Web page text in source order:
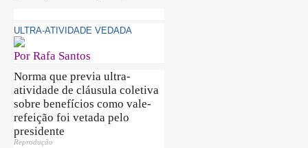
ULTRA-ATIVIDADE VEDADA
Por Rafa Santos
Norma que previa ultra-
atividade de cláusula coletiva
sobre benefícios como vale-
refeição foi vetada pelo
presidente
Reprodução